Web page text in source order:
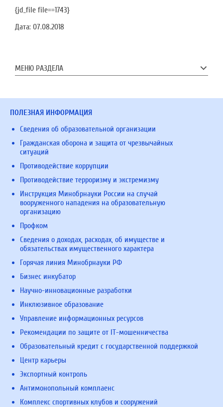
{jd_file file==1743}
Дата: 07.08.2018
МЕНЮ РАЗДЕЛА
ПОЛЕЗНАЯ ИНФОРМАЦИЯ
Сведения об образовательной организации
Гражданская оборона и защита от чрезвычайных
ситуаций
Противодействие коррупции
Противодействие терроризму и экстремизму
Инструкция Минобрнауки России на случай
вооруженного нападения на образовательную
организацию
Профком
Сведения о доходах, расходах, об имуществе и
обязательствах имущественного характера
Горячая линия Минобрнауки РФ
Бизнес инкубатор
Научно-инновационные разработки
Инклюзивное образование
Управление информационных ресурсов
Рекомендации по защите от IT-мошенничества
Образовательный кредит с государственной поддержкой
Центр карьеры
Экспортный контроль
Антимонопольный комплаенс
Комплекс спортивных клубов и сооружений